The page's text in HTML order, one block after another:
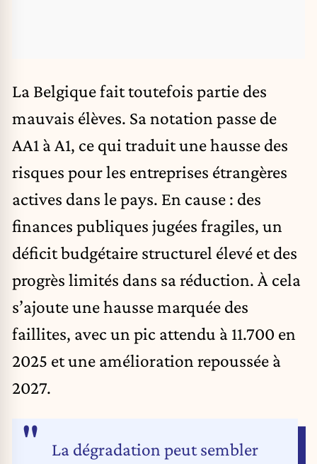
La Belgique fait toutefois partie des
mauvais élèves. Sa notation passe de
AA1 à A1, ce qui traduit une hausse des
risques pour les entreprises étrangères
actives dans le pays. En cause : des
finances publiques jugées fragiles, un
déficit budgétaire structurel élevé et des
progrès limités dans sa réduction. À cela
s’ajoute une hausse marquée des
faillites, avec un pic attendu à 11.700 en
2025 et une amélioration repoussée à
2027.
La dégradation peut sembler